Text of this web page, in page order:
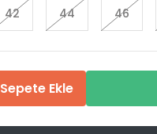
42 44 46
Sepete Ekle